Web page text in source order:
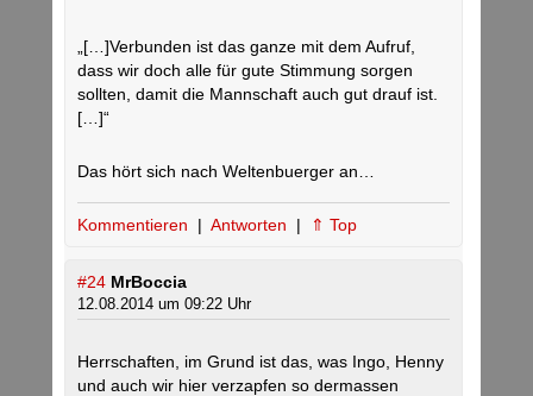
„[…]Verbunden ist das ganze mit dem Aufruf,
dass wir doch alle für gute Stimmung sorgen
sollten, damit die Mannschaft auch gut drauf ist.
[…]“
Das hört sich nach Weltenbuerger an…
Kommentieren | Antworten | ⇑ Top
#24 MrBoccia
12.08.2014 um 09:22 Uhr
Herrschaften, im Grund ist das, was Ingo, Henny
und auch wir hier verzapfen so dermassen